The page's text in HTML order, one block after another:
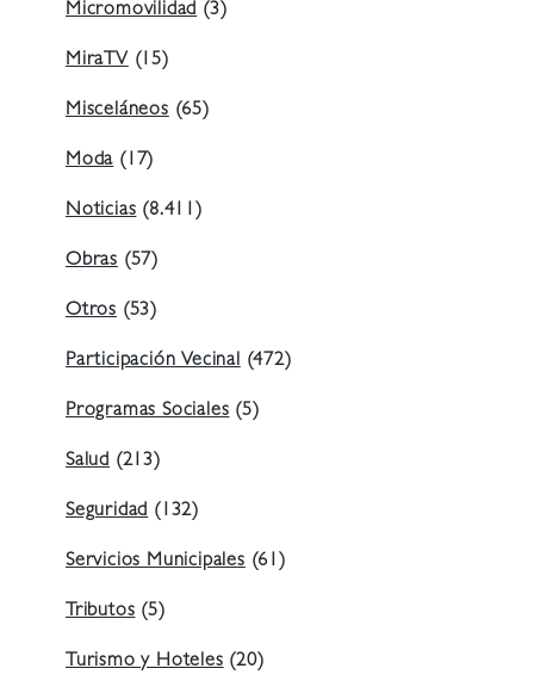
Micromovilidad(3)
MiraTV(15)
Misceláneos(65)
Moda(17)
Noticias(8.411)
Obras (57)
Otros (53)
Participación Vecinal(472)
Programas Sociales(5)
Salud (213)
Seguridad(132)
Servicios Municipales(61)
Tributos(5)
Turismo y Hoteles(20)